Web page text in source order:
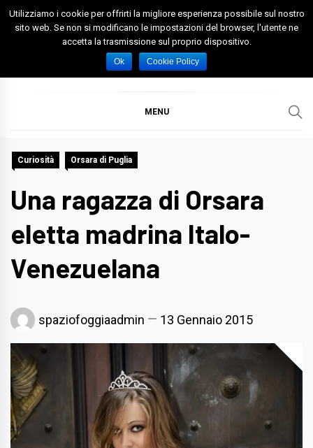
Skip
Spazio Foggia
Foggia News Calcio Eventi e Attività nella Capitanata
MENU
Curiosità Orsara di Puglia
Una ragazza di Orsara
eletta madrina Italo-
Venezuelana
spaziofoggiaadmin 13 Gennaio 2015
Utilizziamo i cookie per offrirti la migliore esperienza possibile sul nostro
sito web. Se non si modificano le impostazioni del browser, l'utente ne
accetta la trasmissione sul proprio dispositivo.
Ok Cookie Policy